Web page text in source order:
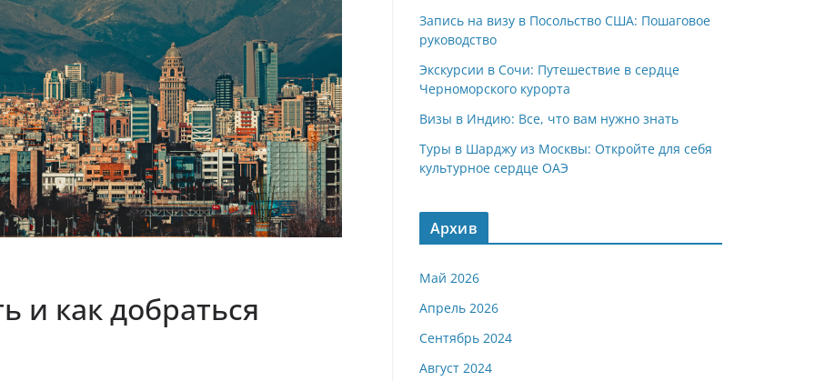
и как добраться
Запись на визу в Посольство США: Пошаговое
руководство
Экскурсии в Сочи: Путешествие в сердце
Черноморского курорта
Визы в Индию: Все, что вам нужно знать
Туры в Шарджу из Москвы: Откройте для себя
культурное сердце ОАЭ
Архив
Май 2026
Апрель 2026
Сентябрь 2024
Август 2024